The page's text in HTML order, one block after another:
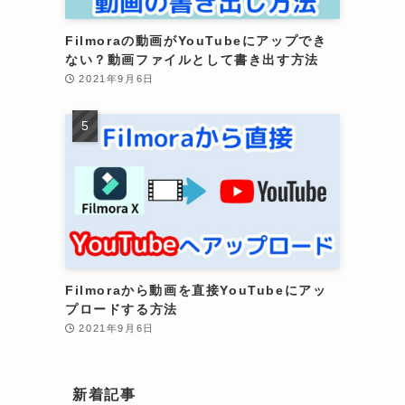
Filmoraの動画がYouTubeにアップでき
ない？動画ファイルとして書き出す方法
2021年9月6日
Filmoraから動画を直接YouTubeにアッ
プロードする方法
2021年9月6日
新着記事